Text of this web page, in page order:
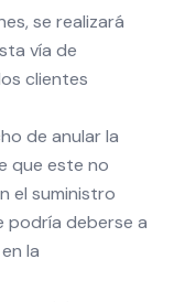
se realizará
vía de
clientes
de anular la
que este no
el suministro
podría deberse a
la